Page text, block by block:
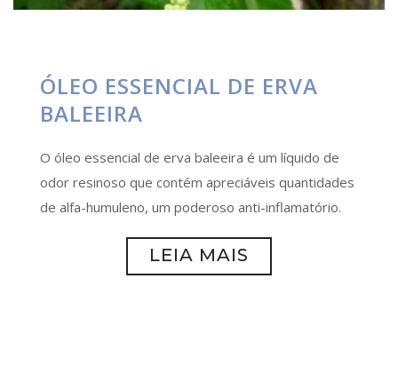
ÓLEO ESSENCIAL DE ERVA
BALEEIRA
O óleo essencial de erva baleeira é um líquido de
odor resinoso que contém apreciáveis quantidades
de alfa-humuleno, um poderoso anti-inflamatório.
LEIA MAIS